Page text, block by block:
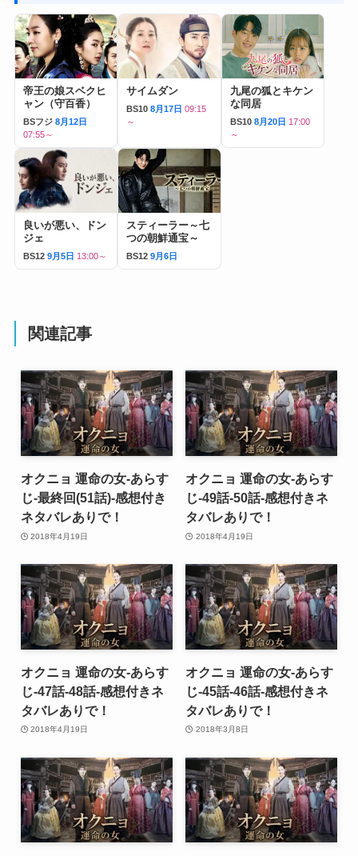
帝王の娘スベクヒ
ャン（守百香）
BSフジ 8月12日
07:55～
サイムダン
BS10 8月17日 09:15
～
九尾の狐とキケン
な同居
BS10 8月20日 17:00
～
良いが悪い、ドン
ジェ
BS12 9月5日 13:00～
スティーラー～七
つの朝鮮通宝～
BS12 9月6日
関連記事
オクニョ 運命の女-あらす
じ-最終回(51話)-感想付き
ネタバレありで！
2018年4月19日
オクニョ 運命の女-あらす
じ-49話-50話-感想付きネ
タバレありで！
2018年4月19日
オクニョ 運命の女-あらす
じ-47話-48話-感想付きネ
タバレありで！
2018年4月19日
オクニョ 運命の女-あらす
じ-45話-46話-感想付きネ
タバレありで！
2018年3月8日